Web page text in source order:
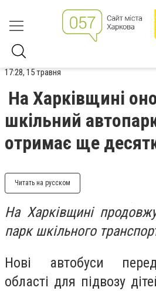
17:28, 15 травня
На Харківщині
шкільний
отримає ще
Читать на русском
На Харківщині
парк шкільного
Нові автобуси
області для підвозу